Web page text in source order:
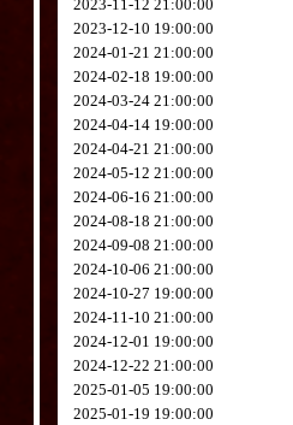
2023-11-12 21:00:00
2023-12-10 19:00:00
2024-01-21 21:00:00
2024-02-18 19:00:00
2024-03-24 21:00:00
2024-04-14 19:00:00
2024-04-21 21:00:00
2024-05-12 21:00:00
2024-06-16 21:00:00
2024-08-18 21:00:00
2024-09-08 21:00:00
2024-10-06 21:00:00
2024-10-27 19:00:00
2024-11-10 21:00:00
2024-12-01 19:00:00
2024-12-22 21:00:00
2025-01-05 19:00:00
2025-01-19 19:00:00